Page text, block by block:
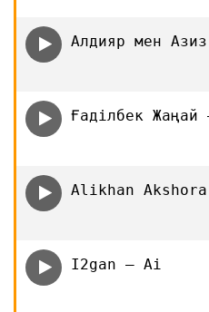
Алдияр мен
Ғаділбек Жаңай
Alikhan
I2gan — Ai